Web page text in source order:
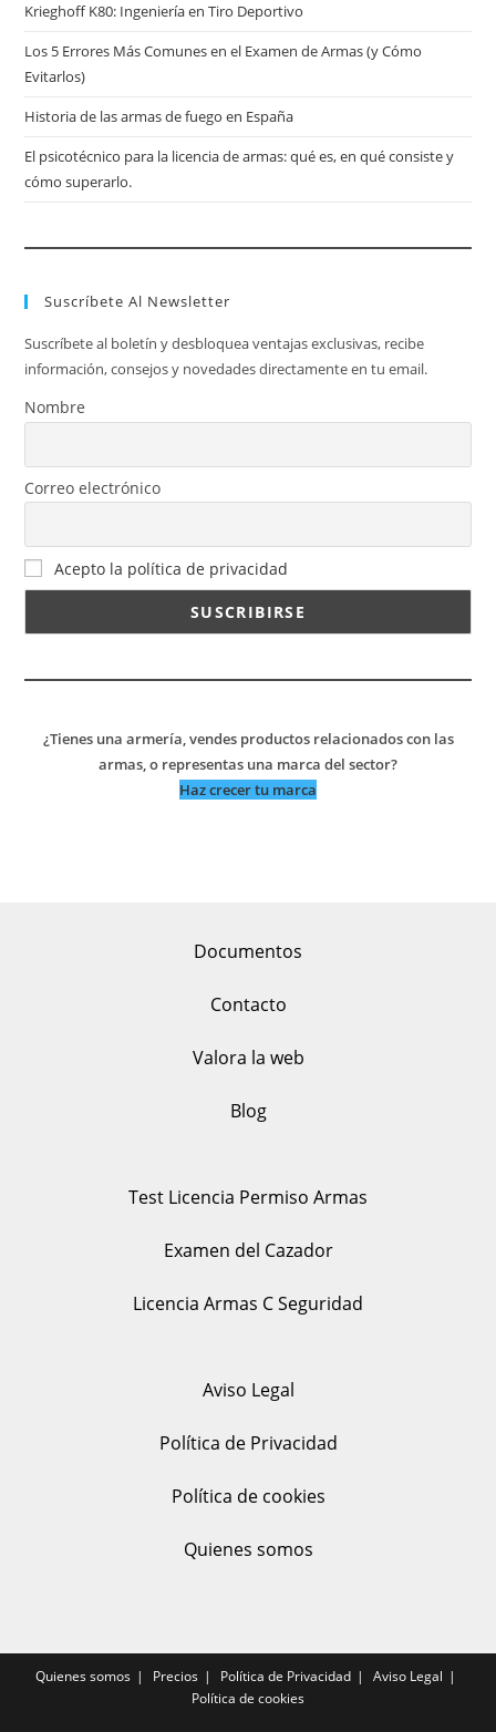
Krieghoff K80: Ingeniería en Tiro Deportivo
Los 5 Errores Más Comunes en el Examen de Armas (y Cómo
Evitarlos)
Historia de las armas de fuego en España
El psicotécnico para la licencia de armas: qué es, en qué consiste y
cómo superarlo.
Suscríbete Al Newsletter
Suscríbete al boletín y desbloquea ventajas exclusivas, recibe
información, consejos y novedades directamente en tu email.
Nombre
Correo electrónico
Acepto la política de privacidad
¿Tienes una armería, vendes productos relacionados con las
armas, o representas una marca del sector?
Haz crecer tu marca
Documentos
Contacto
Valora la web
Blog
Test Licencia Permiso Armas
Examen del Cazador
Licencia Armas C Seguridad
Aviso Legal
Política de Privacidad
Política de cookies
Quienes somos
Quienes somos Precios Política de Privacidad
Aviso Legal
Política de cookies